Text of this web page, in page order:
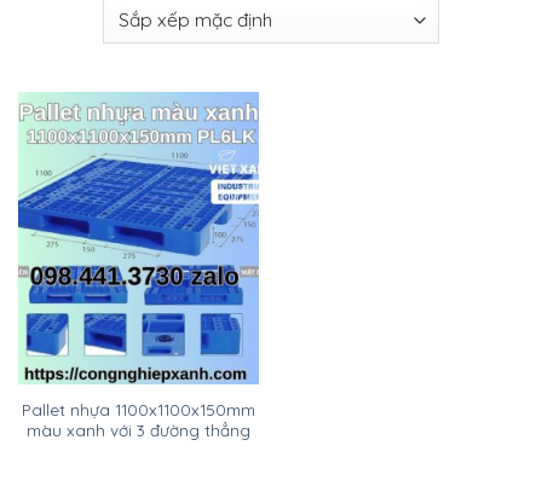
Pallet nhựa 1100x1100x150mm
màu xanh với 3 đường thẳng